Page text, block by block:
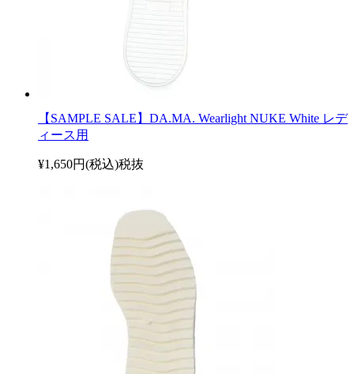
【SAMPLE SALE】DA.MA. Wearlight NUKE White レデ
ィース用
¥1,650円(税込)税抜